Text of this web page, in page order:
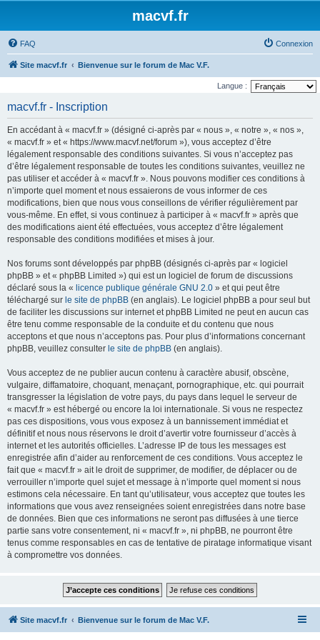
macvf.fr
FAQ Connexion
Site macvf.fr Bienvenue sur le forum de Mac V.F.
Langue :
macvf.fr - Inscription
En accédant à « macvf.fr » (désigné ci-après par « nous », « notre », « nos »,
« macvf.fr » et « https://www.macvf.net/forum »), vous acceptez d’être
légalement responsable des conditions suivantes. Si vous n’acceptez pas
d’être légalement responsable de toutes les conditions suivantes, veuillez ne
pas utiliser et accéder à « macvf.fr ». Nous pouvons modifier ces conditions à
n’importe quel moment et nous essaierons de vous informer de ces
modifications, bien que nous vous conseillons de vérifier régulièrement par
vous-même. En effet, si vous continuez à participer à « macvf.fr » après que
des modifications aient été effectuées, vous acceptez d’être légalement
responsable des conditions modifiées et mises à jour.
Nos forums sont développés par phpBB (désignés ci-après par « logiciel
phpBB » et « phpBB Limited ») qui est un logiciel de forum de discussions
déclaré sous la « licence publique générale GNU 2.0 » et qui peut être
téléchargé sur le site de phpBB (en anglais). Le logiciel phpBB a pour seul but
de faciliter les discussions sur internet et phpBB Limited ne peut en aucun cas
être tenu comme responsable de la conduite et du contenu que nous
acceptons et que nous n’acceptons pas. Pour plus d’informations concernant
phpBB, veuillez consulter le site de phpBB (en anglais).
Vous acceptez de ne publier aucun contenu à caractère abusif, obscène,
vulgaire, diffamatoire, choquant, menaçant, pornographique, etc. qui pourrait
transgresser la législation de votre pays, du pays dans lequel le serveur de
« macvf.fr » est hébergé ou encore la loi internationale. Si vous ne respectez
pas ces dispositions, vous vous exposez à un bannissement immédiat et
définitif et nous nous réservons le droit d’avertir votre fournisseur d’accès à
internet et les autorités officielles. L’adresse IP de tous les messages est
enregistrée afin d’aider au renforcement de ces conditions. Vous acceptez le
fait que « macvf.fr » ait le droit de supprimer, de modifier, de déplacer ou de
verrouiller n’importe quel sujet et message à n’importe quel moment si nous
estimons cela nécessaire. En tant qu’utilisateur, vous acceptez que toutes les
informations que vous avez renseignées soient enregistrées dans notre base
de données. Bien que ces informations ne seront pas diffusées à une tierce
partie sans votre consentement, ni « macvf.fr », ni phpBB, ne pourront être
tenus comme responsables en cas de tentative de piratage informatique visant
à compromettre vos données.
Site macvf.fr Bienvenue sur le forum de Mac V.F.